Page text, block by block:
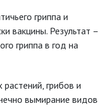
гриппа и
вакцины. Результат –
гриппа в год на
грибов и
вымирание видов